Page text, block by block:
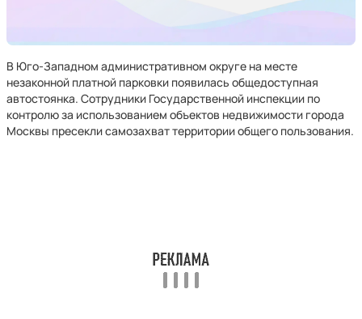
В Юго-Западном административном округе на месте
незаконной платной парковки появилась общедоступная
автостоянка. Сотрудники Государственной инспекции по
контролю за использованием объектов недвижимости города
Москвы пресекли самозахват территории общего пользования.